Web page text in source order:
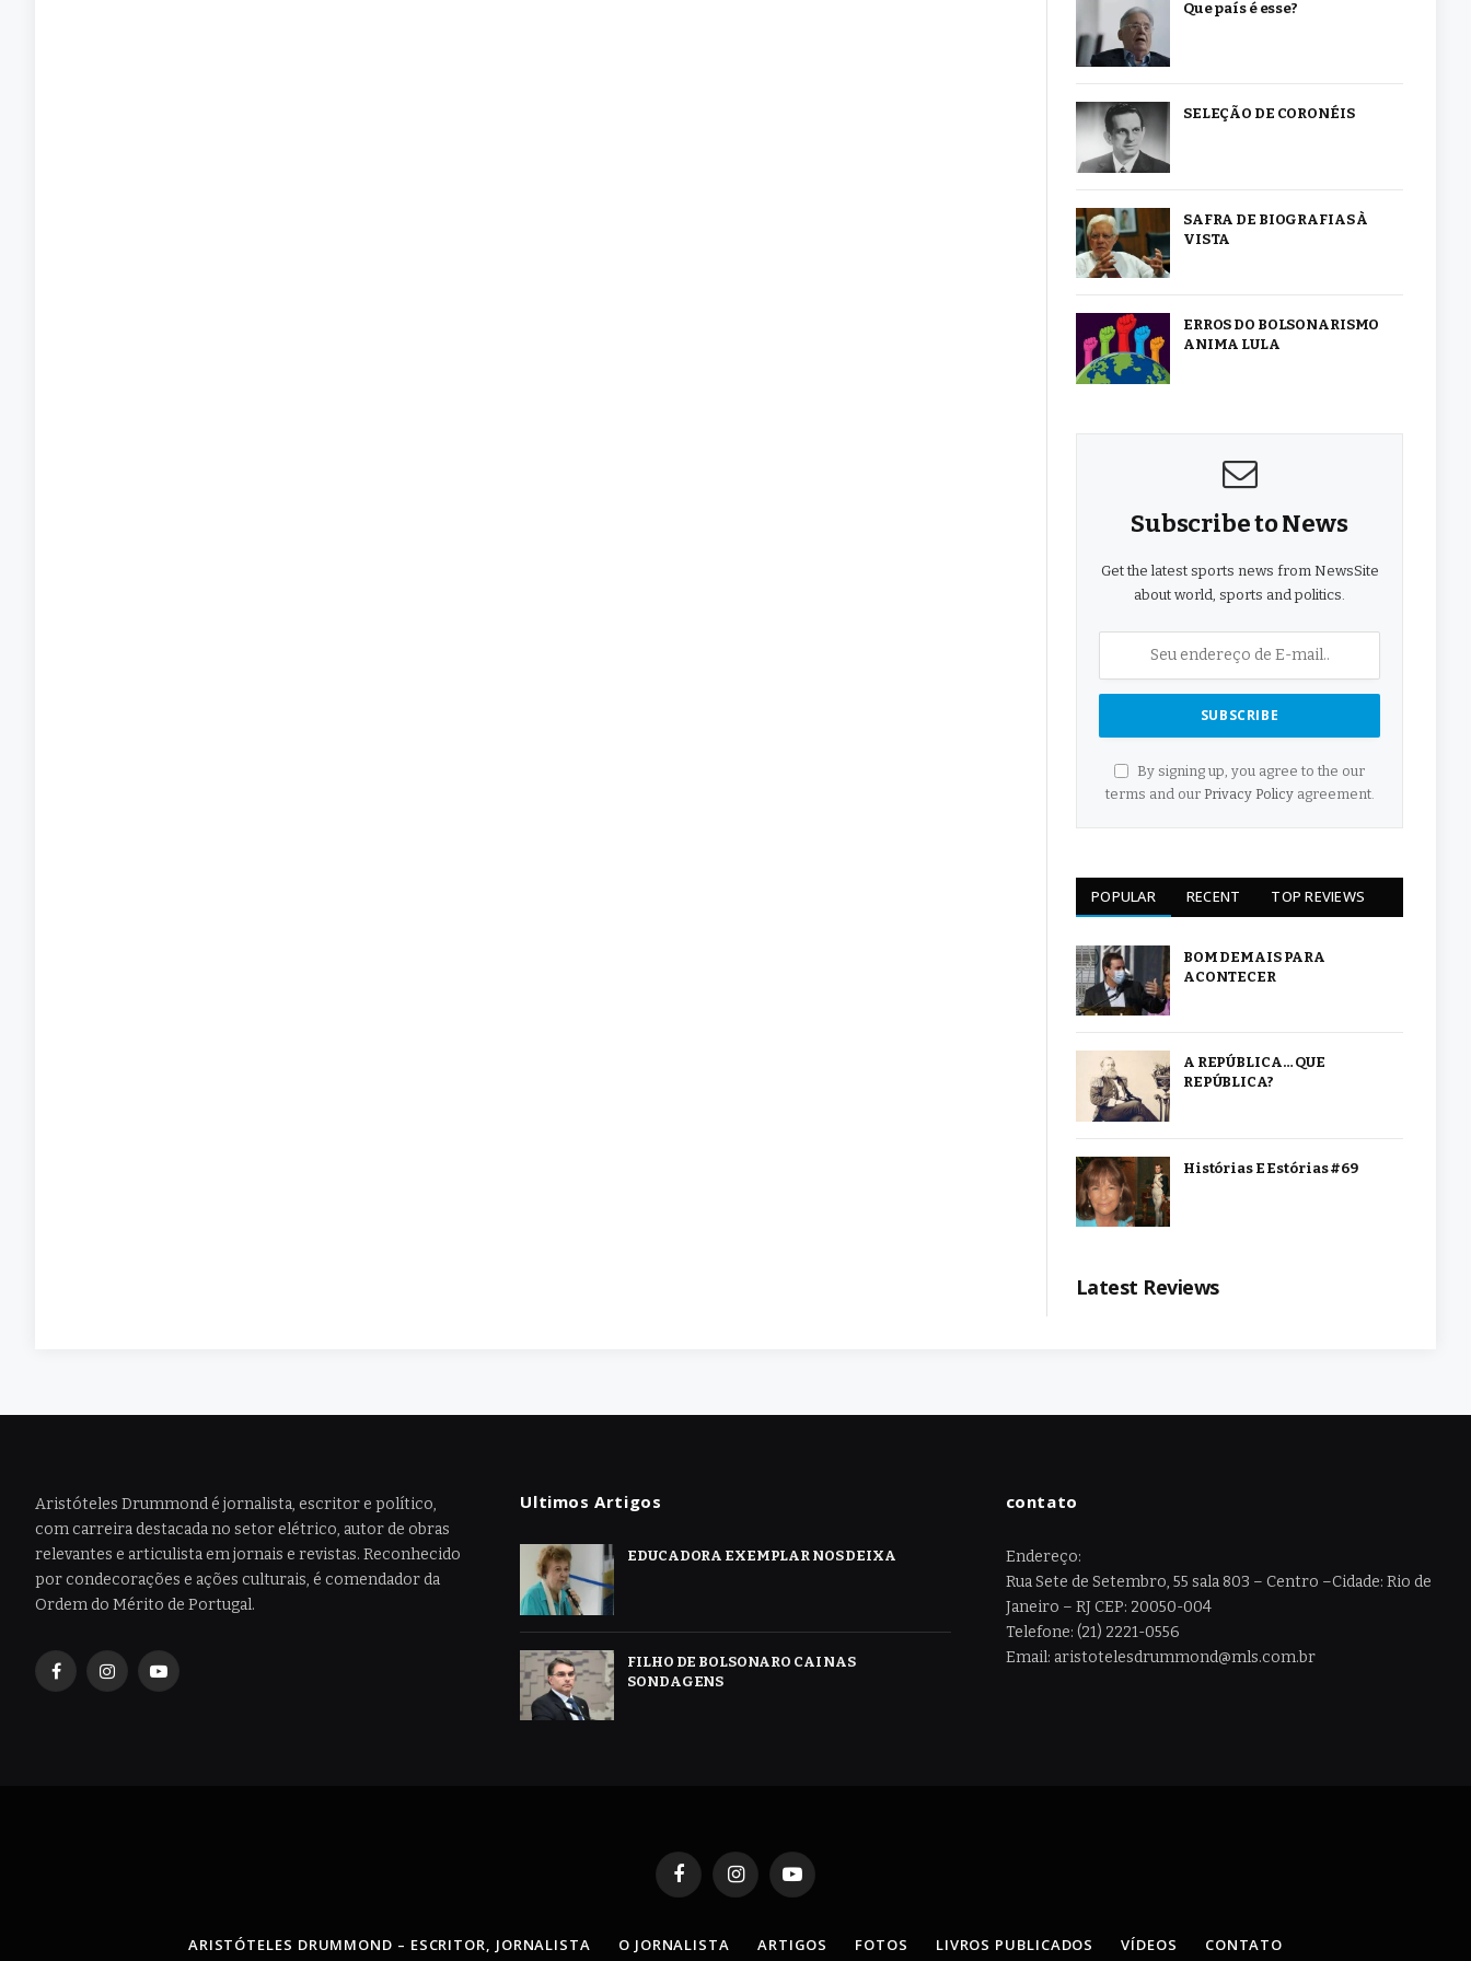
Que país é esse?
SELEÇÃO DE CORONÉIS
SAFRA DE BIOGRAFIAS À
VISTA
ERROS DO BOLSONARISMO
ANIMA LULA
Subscribe to News
Get the latest sports news from NewsSite
about world, sports and politics.
By signing up, you agree to the our
terms and our Privacy Policyagreement.
POPULAR RECENT TOP REVIEWS
BOM DEMAIS PARA
ACONTECER
A REPÚBLICA… QUE
REPÚBLICA?
Histórias E Estórias #69
Latest Reviews
Aristóteles Drummond é jornalista, escritor e político,
com carreira destacada no setor elétrico, autor de obras
relevantes e articulista em jornais e revistas. Reconhecido
por condecorações e ações culturais, é comendador da
Ordem do Mérito de Portugal.
FacebookInstagramYouTube
Ultimos Artigos
EDUCADORA EXEMPLAR NOS DEIXA
FILHO DE BOLSONARO CAI NAS
SONDAGENS
contato
Endereço:
Rua Sete de Setembro, 55 sala 803 – Centro –Cidade: Rio de
Janeiro – RJ CEP: 20050-004
Telefone: (21) 2221-0556
Email: aristotelesdrummond@mls.com.br
FacebookInstagramYouTube
ARISTÓTELES DRUMMOND – ESCRITOR, JORNALISTA O JORNALISTA ARTIGOS FOTOS LIVROS PUBLICADOS VÍDEOS CONTATO